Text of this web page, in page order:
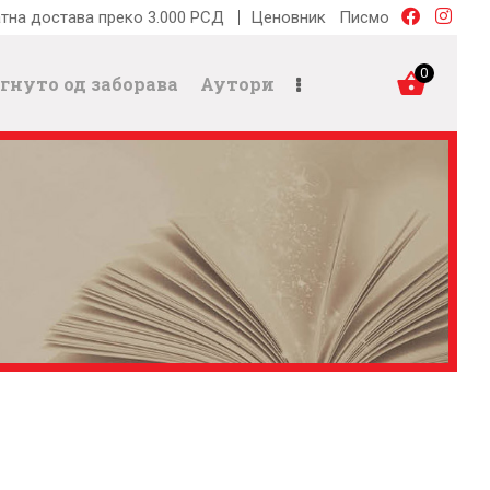
достава преко 3.000 РСД Ценовник Писмо
од заборава Аутори 0